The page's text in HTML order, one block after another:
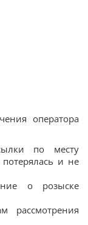
оператора
по месту
и не
о розыске
рассмотрения